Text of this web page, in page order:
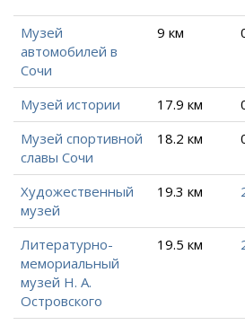
Музей
автомобилей в
Сочи
9 км
Музей истории 17.9 км
Музей спортивной
славы Сочи
18.2 км
Художественный
музей
19.3 км
Литературно-
мемориальный
музей Н. А.
Островского
19.5 км